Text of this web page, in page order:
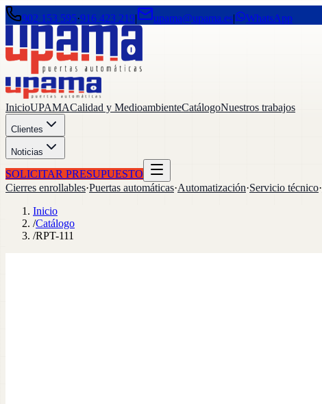
902 153 595·916 423 219| upama@upama.es| WhatsApp
InicioUPAMACalidad y MedioambienteCatálogoNuestros trabajos
Clientes
Noticias
SOLICITAR PRESUPUESTO
Cierres enrollables·Puertas automáticas·Automatización·Servicio técnico·
Inicio
/Catálogo
/RPT-111